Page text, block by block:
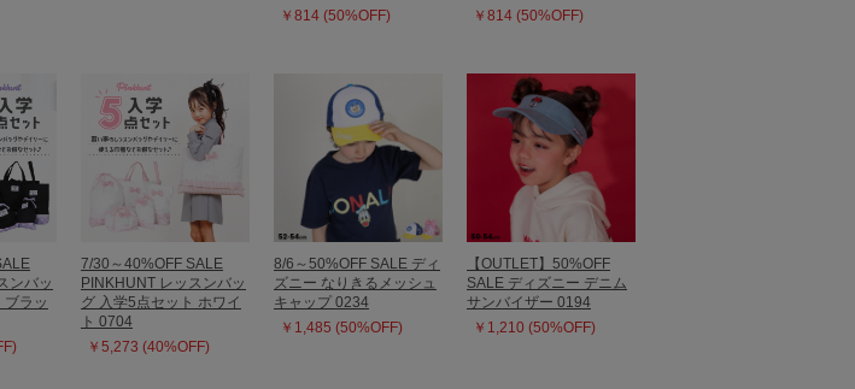
￥814 (50%OFF)
￥814 (50%OFF)
ンバッ
ブラッ
7/30～40%OFF SALE
PINKHUNT レッスンバッ
グ 入学5点セット ホワイ
ト 0704
￥5,273 (40%OFF)
8/6～50%OFF SALE ディ
ズニー なりきるメッシュ
キャップ 0234
￥1,485 (50%OFF)
【OUTLET】50%OFF
SALE ディズニー デニム
サンバイザー 0194
￥1,210 (50%OFF)